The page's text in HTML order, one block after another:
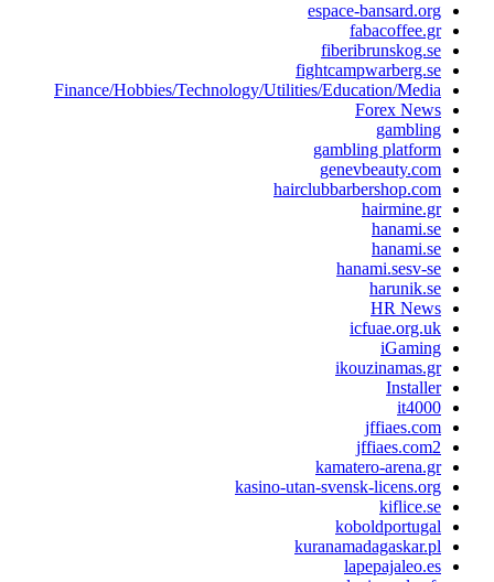
espace-
Finance/Hobbies/Technology/Utilities/Education/
Forex
gambling
hanami.sesv-
HR
kamatero-
kasino-utan-svensk-